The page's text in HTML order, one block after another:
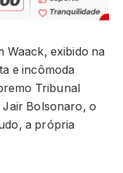
Waack, exibido na
e incômoda
Tribunal
Jair Bolsonaro, o
a própria